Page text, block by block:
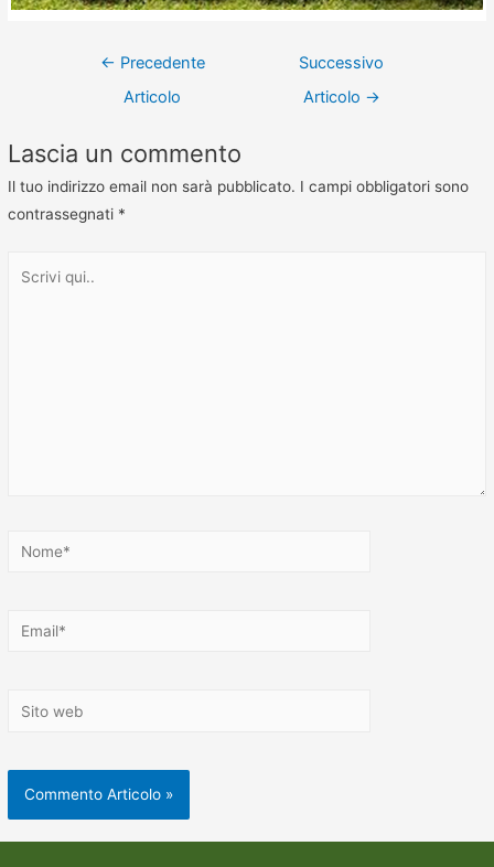
← Precedente
Articolo
Successivo
Articolo →
Lascia un commento
Il tuo indirizzo email non sarà pubblicato. I campi obbligatori sono
contrassegnati *